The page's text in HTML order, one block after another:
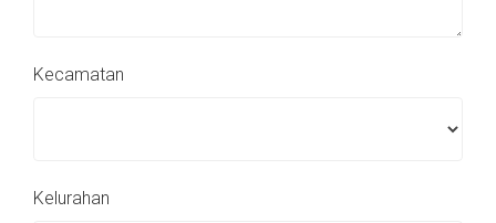
Kecamatan
Kelurahan